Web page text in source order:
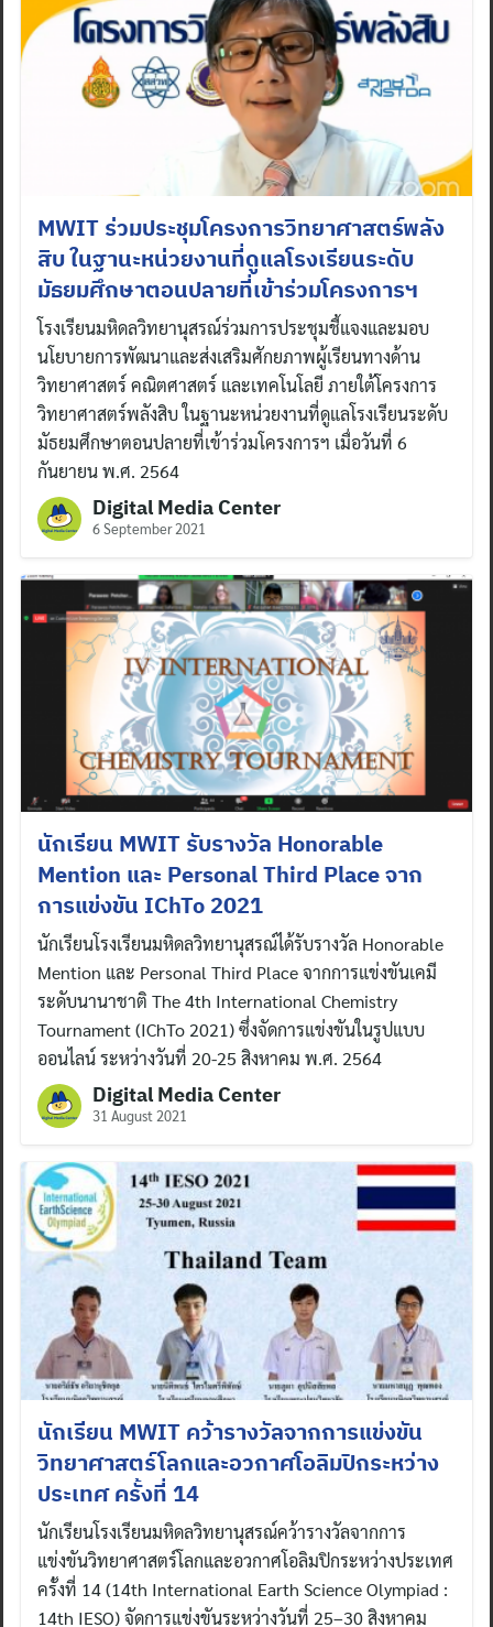
Search
for:
MWIT ร่วมประชุมโครงการวิทยาศาสตร์พลัง
สิบ ในฐานะหน่วยงานที่ดูแลโรงเรียนระดับ
มัธยมศึกษาตอนปลายที่เข้าร่วมโครงการฯ
โรงเรียนมหิดลวิทยานุสรณ์ร่วมการประชุมชี้แจงและมอบ
นโยบายการพัฒนาและส่งเสริมศักยภาพผู้เรียนทางด้าน
วิทยาศาสตร์ คณิตศาสตร์ และเทคโนโลยี ภายใต้โครงการ
วิทยาศาสตร์พลังสิบ ในฐานะหน่วยงานที่ดูแลโรงเรียนระดับ
มัธยมศึกษาตอนปลายที่เข้าร่วมโครงการฯ เมื่อวันที่ 6
กันยายน พ.ศ. 2564
Digital Media Center
6 September 2021
นักเรียน MWIT รับรางวัล Honorable
Mention และ Personal Third Place จาก
การแข่งขัน IChTo 2021
นักเรียนโรงเรียนมหิดลวิทยานุสรณ์ได้รับรางวัล Honorable
Mention และ Personal Third Place จากการแข่งขันเคมี
ระดับนานาชาติ The 4th International Chemistry
Tournament (IChTo 2021) ซึ่งจัดการแข่งขันในรูปแบบ
ออนไลน์ ระหว่างวันที่ 20-25 สิงหาคม พ.ศ. 2564
Digital Media Center
31 August 2021
นักเรียน MWIT คว้ารางวัลจากการแข่งขัน
วิทยาศาสตร์โลกและอวกาศโอลิมปิกระหว่าง
ประเทศ ครั้งที่ 14
นักเรียนโรงเรียนมหิดลวิทยานุสรณ์คว้ารางวัลจากการ
แข่งขันวิทยาศาสตร์โลกและอวกาศโอลิมปิกระหว่างประเทศ
ครั้งที่ 14 (14th International Earth Science Olympiad :
14th IESO) จัดการแข่งขันระหว่างวันที่ 25–30 สิงหาคม